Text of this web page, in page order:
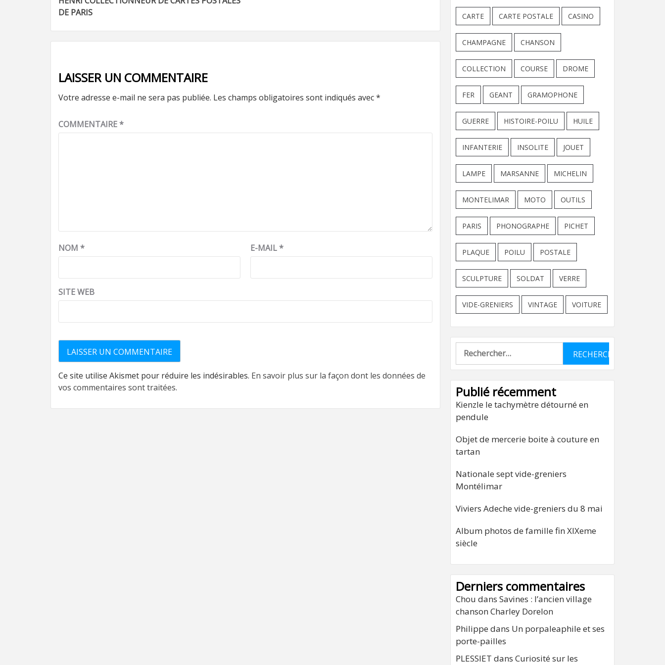
d’article
DE PARIS
LAISSER UN COMMENTAIRE
Votre adresse e-mail ne sera pas publiée. Les champs obligatoires sont indiqués avec*
COMMENTAIRE*
NOM * E-MAIL*
SITE WEB
Ce site utilise Akismet pour réduire les indésirables. En savoir plus sur la façon dont les données de
vos commentaires sont traitées.
CARTE CARTE POSTALE CASINO
CHAMPAGNE CHANSON
COLLECTION COURSE DROME
FER GEANT GRAMOPHONE
GUERRE HISTOIRE-POILU HUILE
INFANTERIE INSOLITE JOUET
LAMPE MARSANNE MICHELIN
MONTELIMAR MOTO OUTILS
PARIS PHONOGRAPHE PICHET
PLAQUE POILU POSTALE
SCULPTURE SOLDAT VERRE
VIDE-GRENIERS VINTAGE VOITURE
Rechercher :
Publié récemment
Kienzle le tachymètre détourné en
pendule
Objet de mercerie boite à couture en
tartan
Nationale sept vide-greniers
Montélimar
Viviers Adeche vide-greniers du 8 mai
Album photos de famille fin XIXeme
siècle
Derniers commentaires
Chou dans Savines : l’ancien village
chanson Charley Dorelon
Philippe dans Un porpaleaphile et ses
porte-pailles
PLESSIET dans Curiosité sur les